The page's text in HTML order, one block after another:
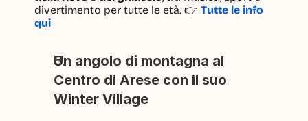
divertimento per tutte le età. 👉 Tutte le info
qui
Un angolo di montagna al
Centro di Arese con il suo
Winter Village